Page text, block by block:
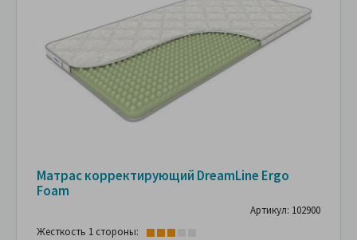
Матрас корректирующий DreamLine Ergo
Foam
Артикул: 102900
Жесткость 1 стороны: